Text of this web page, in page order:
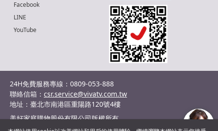
Facebook
LINE
YouTube
24H免費服務專線：0809-053-888
聯絡信箱： csr.service@vivatv.com.tw
地址：臺北市南港區重陽路120號4樓
美好家庭購物股份有限公司版權所有
統編：29036132